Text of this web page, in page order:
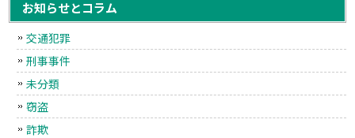
お知らせとコラム
交通犯罪
刑事事件
未分類
窃盗
詐欺